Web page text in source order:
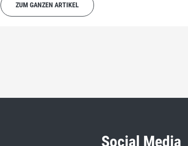
ZUM GANZEN ARTIKEL
Social Media